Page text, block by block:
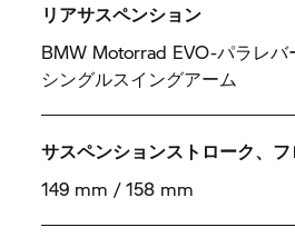
リアサスペンション
BMW Motorrad EVO-パラレバ
シングルスイングアーム
サスペンションストローク、
149 mm / 158 mm